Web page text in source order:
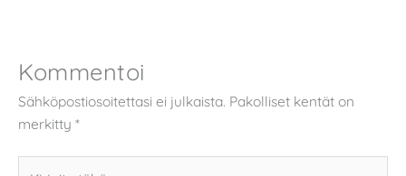
Kommentoi
Sähköpostiosoitettasi ei julkaista. Pakolliset kentät on
merkitty *